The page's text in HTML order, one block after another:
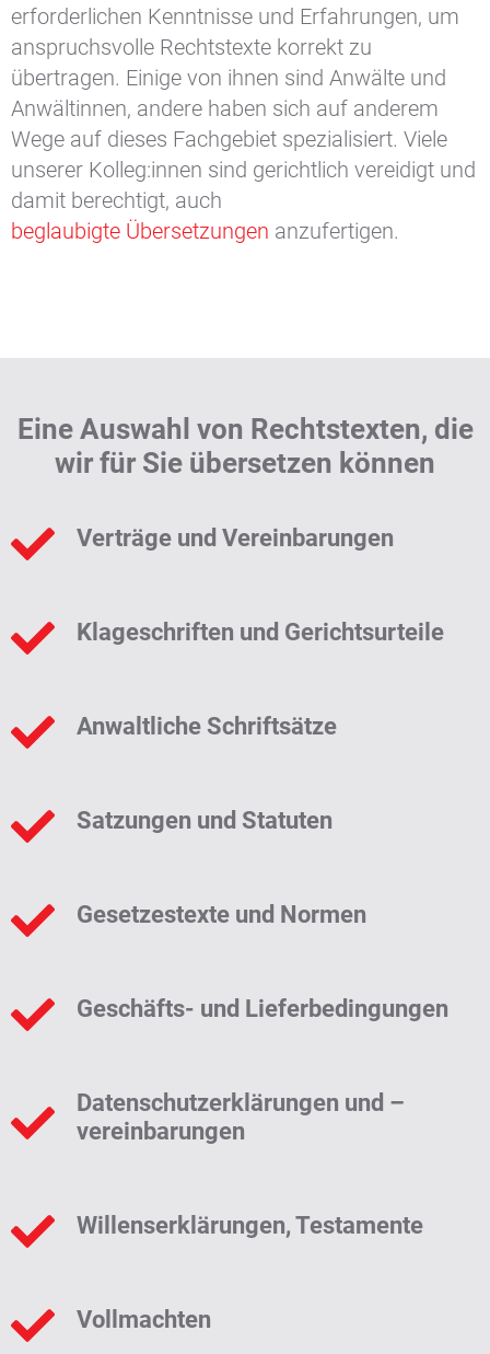
erforderlichen Kenntnisse und Erfahrungen, um
anspruchsvolle Rechtstexte korrekt zu
übertragen. Einige von ihnen sind Anwälte und
Anwältinnen, andere haben sich auf anderem
Wege auf dieses Fachgebiet spezialisiert. Viele
unserer Kolleg:innen sind gerichtlich vereidigt und
damit berechtigt, auch
beglaubigte Übersetzungen anzufertigen.
Eine Auswahl von Rechtstexten, die
wir für Sie übersetzen können
Verträge und Vereinbarungen
Klageschriften und Gerichtsurteile
Anwaltliche Schriftsätze
Satzungen und Statuten
Gesetzestexte und Normen
Geschäfts- und Lieferbedingungen
Datenschutzerklärungen und –
vereinbarungen
Willenserklärungen, Testamente
Vollmachten